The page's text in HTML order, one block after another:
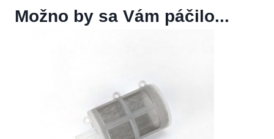
Možno by sa Vám páčilo...